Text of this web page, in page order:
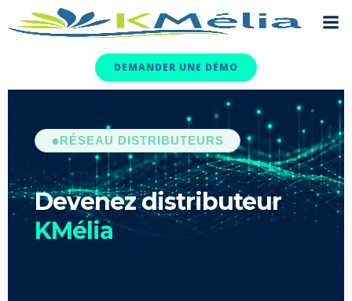
DEMANDER UNE DÉMO
●RÉSEAU DISTRIBUTEURS
Devenez distributeur
KMélia